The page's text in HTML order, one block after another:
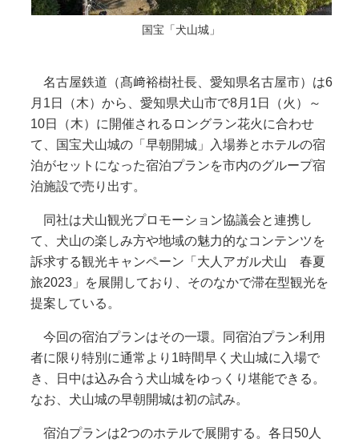
国宝「犬山城」
名古屋鉄道（髙﨑裕樹社長、愛知県名古屋市）は6
月1日（木）から、愛知県犬山市で8月1日（火）～
10日（木）に開催されるロングラン花火に合わせ
て、国宝犬山城の「早朝開城」入場券とホテルの宿
泊がセットになった宿泊プランを市内のグループ宿
泊施設で売り出す。
同社は犬山観光プロモーション協議会と連携し
て、犬山の楽しみ方や地域の魅力的なコンテンツを
訴求する観光キャンペーン「大人アガル犬山 春夏
旅2023」を展開しており、そのなかで滞在型観光を
提案している。
今回の宿泊プランはその一環。同宿泊プラン利用
者に限り特別に通常より1時間早く犬山城に入場で
き、日中は込み合う犬山城をゆっくり堪能できる。
なお、犬山城の早朝開城は初の試み。
宿泊プランは2つのホテルで展開する。各日50人